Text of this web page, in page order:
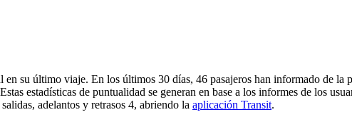
su último viaje. En los últimos 30 días, 46 pasajeros han informado de la
estadísticas de puntualidad se generan en base a los informes de los
adelantos y retrasos 4, abriendo la aplicación Transit.